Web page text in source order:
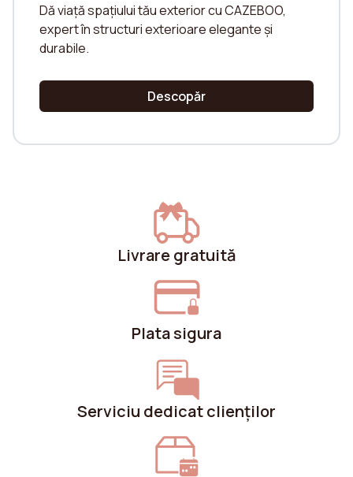
Dă viață spațiului tău exterior cu CAZEBOO,
expert în structuri exterioare elegante și
durabile.
Descopăr
Livrare gratuită
Plata sigura
Serviciu dedicat clienților